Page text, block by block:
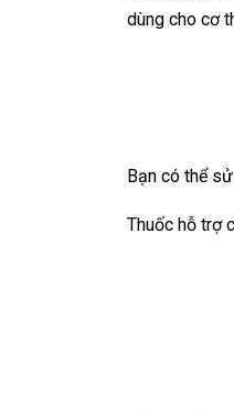
dùng cho cơ
Bạn có thể
Thuốc hỗ trợ